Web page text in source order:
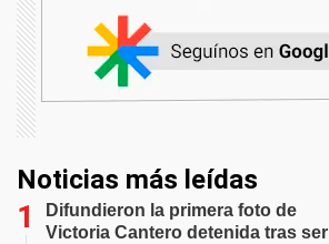
Noticias más leídas
Difundieron la primera foto de
Victoria Cantero detenida tras ser